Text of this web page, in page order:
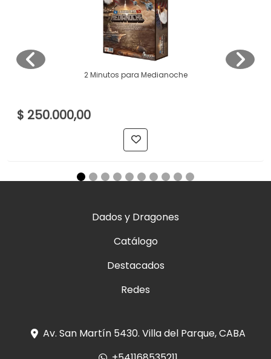
2 Minutos para Medianoche
$ 250.000,00
Dados y Dragones
Catálogo
Destacados
Redes
Av. San Martín 5430. Villa del Parque, CABA